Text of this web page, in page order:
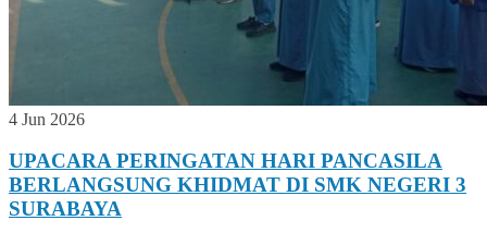
4 Jun 2026
UPACARA PERINGATAN HARI PANCASILA
BERLANGSUNG KHIDMAT DI SMK NEGERI 3
SURABAYA